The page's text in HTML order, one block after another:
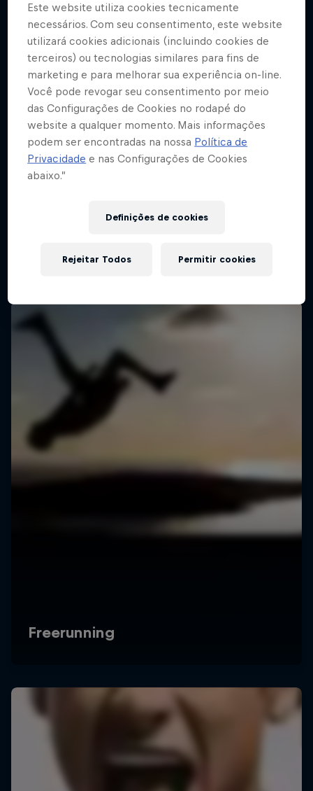
Este website utiliza cookies tecnicamente
necessários. Com seu consentimento, este website
utilizará cookies adicionais (incluindo cookies de
terceiros) ou tecnologias similares para fins de
marketing e para melhorar sua experiência on-line.
Você pode revogar seu consentimento por meio
das Configurações de Cookies no rodapé do
website a qualquer momento. Mais informações
podem ser encontradas na nossa Política de
Privacidade e nas Configurações de Cookies
abaixo.”
Definições de cookies
Rejeitar Todos Permitir cookies